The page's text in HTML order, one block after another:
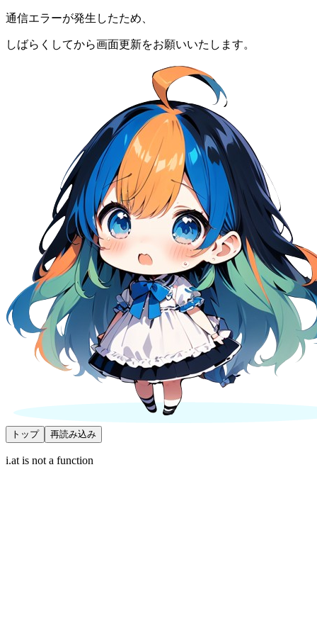
通信エラーが発生したため、
しばらくしてから画面更新をお願いいたします。
トップ 再読み込み
i.at is not a function